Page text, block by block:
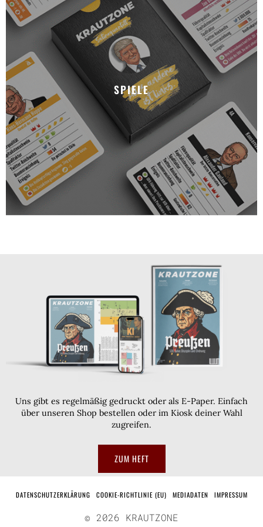
SPIELE
Uns gibt es regelmäßig gedruckt oder als E-Paper. Einfach
über unseren Shop bestellen oder im Kiosk deiner Wahl
zugreifen.
ZUM HEFT
DATENSCHUTZERKLÄRUNG COOKIE-RICHTLINIE (EU) MEDIADATEN IMPRESSUM
© 2026 KRAUTZONE